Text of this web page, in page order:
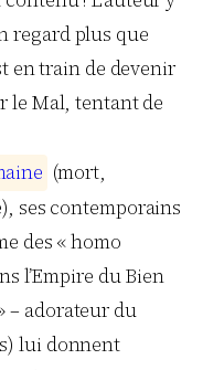
regard plus que
en train de devenir
le Mal, tentant de
aine (mort,
ses contemporains
des « homo
l’Empire du Bien
– adorateur du
lui donnent